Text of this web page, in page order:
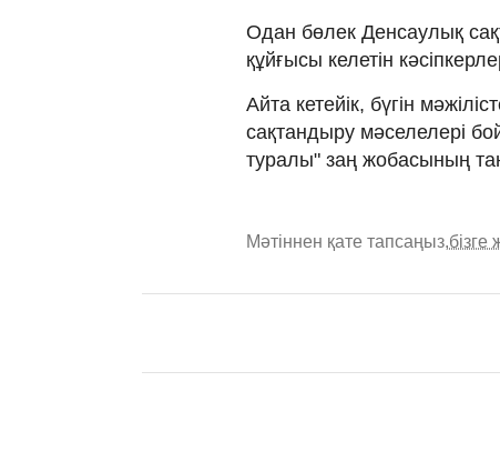
Одан бөлек Денсаулық
құйғысы келетін
Айта кетейік, бүгін
сақтандыру мәселелері
туралы" заң жобасының
Мәтіннен қате тапсаңыз,